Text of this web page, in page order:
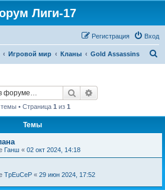
Лиги-17
Вход
Регистрация
Игровой мир Кланы Gold Assassins
Поиск
• Страница 1 из 1
Темы
Ганш « 02 окт 2024, 14:18
TpEuCeP « 29 июн 2024, 17:52